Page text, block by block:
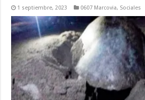
1 septiembre, 2023 0607 Marcovia, Sociales